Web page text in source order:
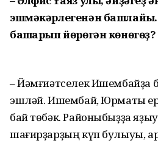
эшмәкәрлегенән
башҡарып йөрөгән көнөгөҙ?
– Йәмғиәтселек Ишембайҙа
эшләй. Ишембай, Юрматы
бай төбәк. Районыбыҙҙа
шағирҙарҙың күп булыуы,